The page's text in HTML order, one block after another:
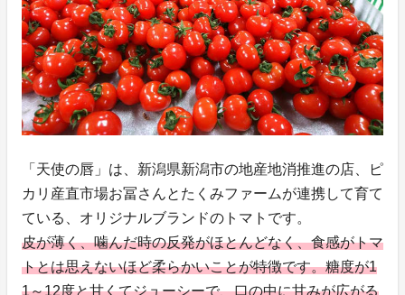
「天使の唇」は、新潟県新潟市の地産地消推進の店、ピ
カリ産直市場お冨さんとたくみファームが連携して育て
ている、オリジナルブランドのトマトです。
皮が薄く、噛んだ時の反発がほとんどなく、食感がトマ
トとは思えないほど柔らかいことが特徴です。糖度が1
1～12度と甘くてジューシーで、口の中に甘みが広がる